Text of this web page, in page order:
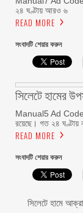
২৪ ঘণ্টায় আরও ৬
READ MORE
সংবাদটি শেয়ার করুন
সিলেটে হামের
Manual5 Ad Code
রয়েছে। গত ২৪ ঘণ্টায়
READ MORE
সংবাদটি শেয়ার করুন
সিলেটে হামে